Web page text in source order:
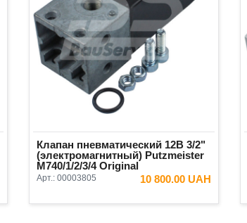
Клапан пневматический 12В 3/2"
(электромагнитный) Putzmeister
М740/1/2/3/4 Original
Арт.: 00003805 10 800.00 UAH
В КОРЗИНУ